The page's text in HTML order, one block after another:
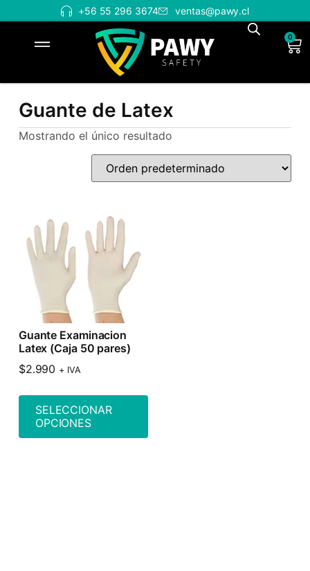
+56 55 296 3674 ventas@pawy.cl
0
Guante de Latex
Mostrando el único resultado
Guante Examinacion
Latex (Caja 50 pares)
$2.990 + IVA
SELECCIONAR
OPCIONES